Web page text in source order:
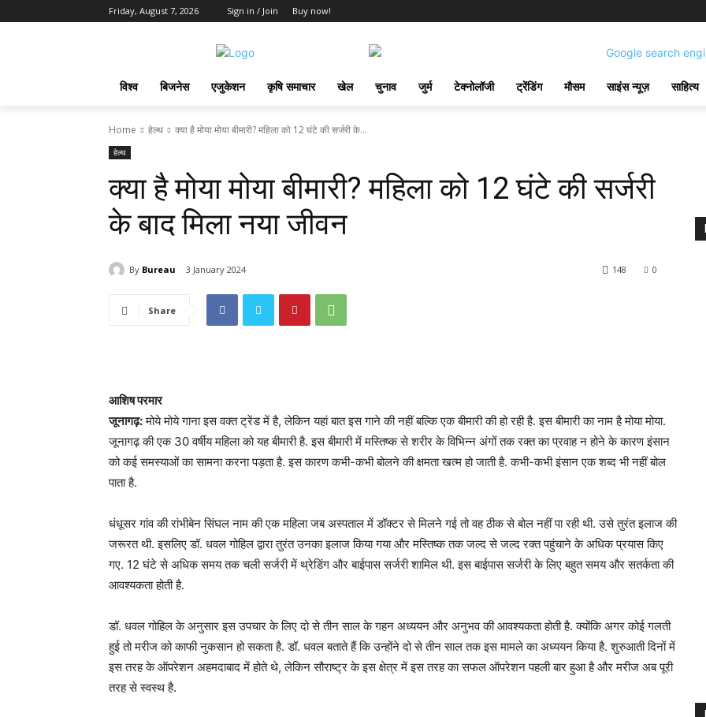
Friday, August 7, 2026 Sign in / Join Buy now!
विश्व बिजनेस एजुकेशन कृषि समाचार खेल चुनाव जुर्म टेक्नोलॉजी ट्रेंडिंग मौसम साइंस न्यूज़ साहित्य
Home हेल्थ क्या है मोया मोया बीमारी? महिला को 12 घंटे की सर्जरी के...
हेल्थ
क्या है मोया मोया बीमारी? महिला को 12 घंटे की सर्जरी
के बाद मिला नया जीवन
By Bureau 3 January 2024 0
148
Share
आशिष परमार
जूनागढ़:मोये मोये गाना इस वक्त ट्रेंड में है, लेकिन यहां बात इस गाने की नहीं बल्कि एक बीमारी की हो रही है. इस बीमारी का नाम है मोया मोया.
जूनागढ़ की एक 30 वर्षीय महिला को यह बीमारी है. इस बीमारी में मस्तिष्क से शरीर के विभिन्न अंगों तक रक्त का प्रवाह न होने के कारण इंसान
को कई समस्याओं का सामना करना पड़ता है. इस कारण कभी-कभी बोलने की क्षमता खत्म हो जाती है. कभी-कभी इंसान एक शब्द भी नहीं बोल
पाता है.
धंधूसर गांव की रांभीबेन सिंघल नाम की एक महिला जब अस्पताल में डॉक्टर से मिलने गई तो वह ठीक से बोल नहीं पा रही थी. उसे तुरंत इलाज की
जरूरत थी. इसलिए डॉ. धवल गोहिल द्वारा तुरंत उनका इलाज किया गया और मस्तिष्क तक जल्द से जल्द रक्त पहुंचाने के अधिक प्रयास किए
गए. 12 घंटे से अधिक समय तक चली सर्जरी में थ्रेडिंग और बाईपास सर्जरी शामिल थी. इस बाईपास सर्जरी के लिए बहुत समय और सतर्कता की
आवश्यकता होती है.
डॉ. धवल गोहिल के अनुसार इस उपचार के लिए दो से तीन साल के गहन अध्ययन और अनुभव की आवश्यकता होती है. क्योंकि अगर कोई गलती
हुई तो मरीज को काफी नुकसान हो सकता है. डॉ. धवल बताते हैं कि उन्होंने दो से तीन साल तक इस मामले का अध्ययन किया है. शुरुआती दिनों में
इस तरह के ऑपरेशन अहमदाबाद में होते थे, लेकिन सौराष्ट्र के इस क्षेत्र में इस तरह का सफल ऑपरेशन पहली बार हुआ है और मरीज अब पूरी
तरह से स्वस्थ है.